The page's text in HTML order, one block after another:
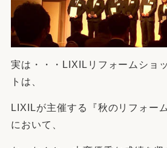
実は・・・LIXILリフォームショ
トは、
LIXILが主催する『秋のリフォー
において、